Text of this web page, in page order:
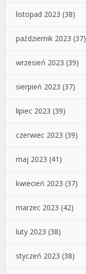
listopad 2023 (38)
październik 2023 (37)
wrzesień 2023 (39)
sierpień 2023 (37)
lipiec 2023 (39)
czerwiec 2023 (39)
maj 2023 (41)
kwiecień 2023 (37)
marzec 2023 (42)
luty 2023 (38)
styczeń 2023 (38)